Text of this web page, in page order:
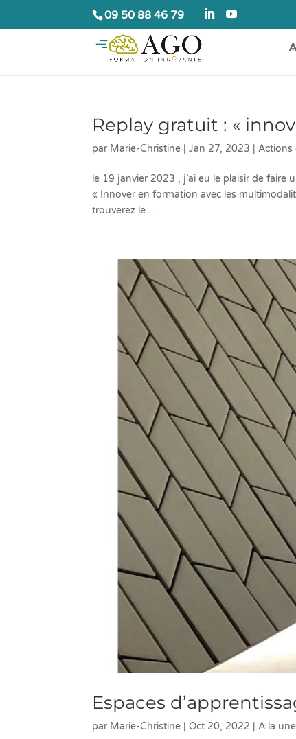
09 50 88 46 79
Replay gratuit : «
par Marie-Christine |Jan 27, 2023 |Actions
le 19 janvier 2023 , j’ai eu le plaisir de faire
« Innover en formation avec les
trouverez le...
Espaces
par Marie-Christine |Oct 20, 2022 |A la une